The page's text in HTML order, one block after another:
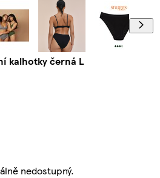
kalhotky černá L
nedostupný.